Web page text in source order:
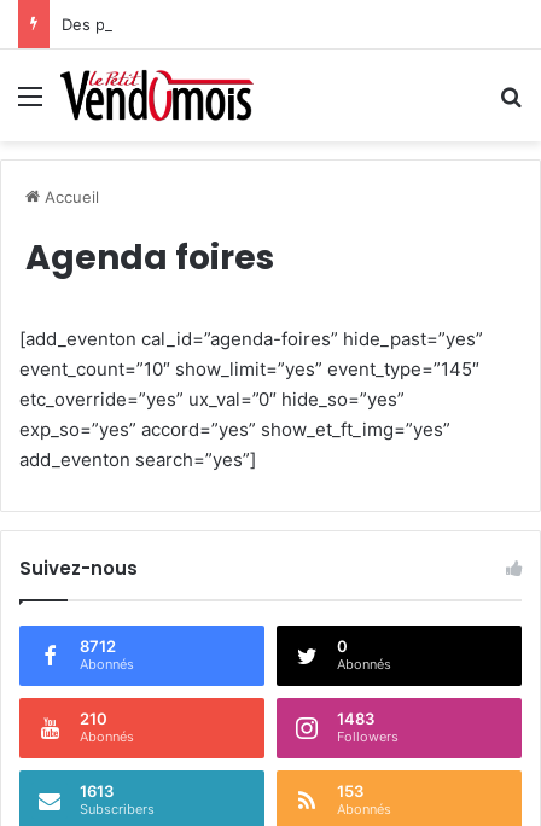
Des projets futurs pour les aidants
Menu
Accueil
Agenda foires
[add_eventon cal_id=”agenda-foires” hide_past=”yes”
event_count=”10″ show_limit=”yes” event_type=”145″
etc_override=”yes” ux_val=”0″ hide_so=”yes”
exp_so=”yes” accord=”yes” show_et_ft_img=”yes”
add_eventon search=”yes”]
Suivez-nous
8712
Abonnés
0
Abonnés
210
Abonnés
1483
Followers
1613
Subscribers
153
Abonnés